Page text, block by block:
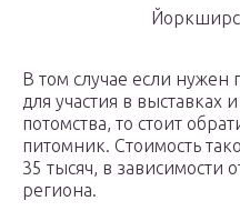
В том случае если нужен
для участия в выставках
потомства, то стоит
питомник. Стоимость
35 тысяч, в зависимости
региона.